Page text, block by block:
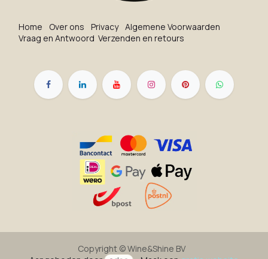
Ho​me O​ve​r on​s Privacy Algemene Voorwaarden
Vraag en Antwoord Verzenden en retours
Copyright ©Wine&Shine BV